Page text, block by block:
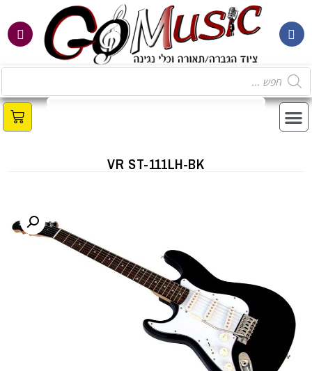
VR ST-111LH-BK